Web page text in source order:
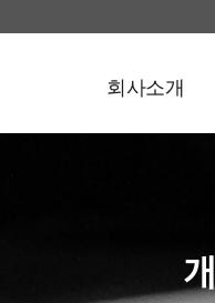
회사소개